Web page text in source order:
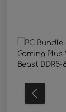
Bildergalerie